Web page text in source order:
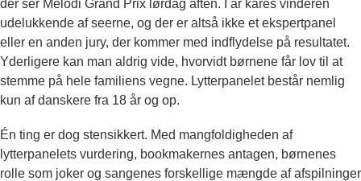
der ser Melodi Grand Prix lørdag aften. I år kåres vinderen
udelukkende af seerne, og der er altså ikke et ekspertpanel
eller en anden jury, der kommer med indflydelse på resultatet.
Yderligere kan man aldrig vide, hvorvidt børnene får lov til at
stemme på hele familiens vegne. Lytterpanelet består nemlig
kun af danskere fra 18 år og op.
Én ting er dog stensikkert. Med mangfoldigheden af
lytterpanelets vurdering, bookmakernes antagen, børnenes
rolle som joker og sangenes forskellige mængde af afspilninger